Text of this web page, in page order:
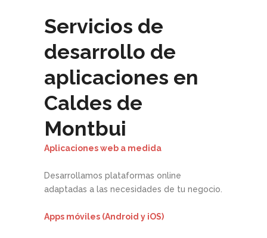
Servicios de
desarrollo de
aplicaciones en
Caldes de
Montbui
Aplicaciones web a medida
Desarrollamos plataformas online
adaptadas a las necesidades de tu negocio.
Apps móviles (Android y iOS)